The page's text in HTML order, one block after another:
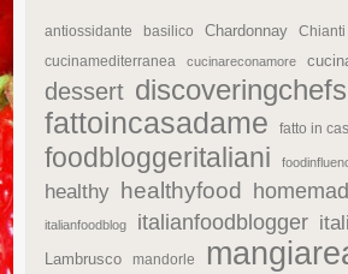
antiossidante basilico Chardonnay Chianti
cucinamediterranea cucinareconamore
dessert discoveringchefs
fattoincasadame fatto in
foodbloggeritaliani
healthy healthyfood
italianfoodblog italianfoodblogger
Lambrusco mandorle